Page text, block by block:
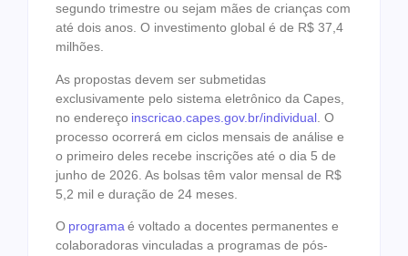
segundo trimestre ou sejam mães de crianças com
até dois anos. O investimento global é de R$ 37,4
milhões.
As propostas devem ser submetidas
exclusivamente pelo sistema eletrônico da Capes,
no endereço inscricao.capes.gov. br/individual . O
processo ocorrerá em ciclos mensais de análise e
o primeiro deles recebe inscrições até o dia 5 de
junho de 2026. As bolsas têm valor mensal de R$
5,2 mil e duração de 24 meses.
O programa é voltado a docentes permanentes e
colaboradoras vinculadas a programas de pós-